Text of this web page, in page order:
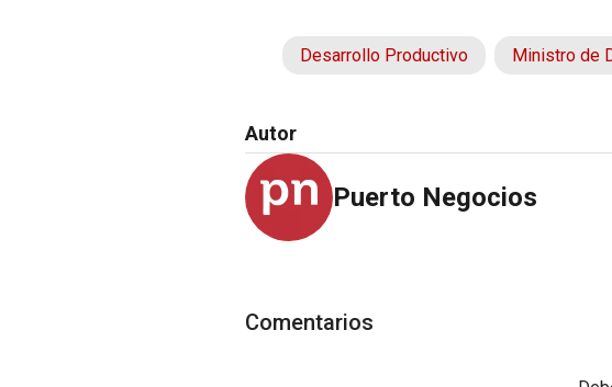
Desarrollo Productivo Ministro de
Autor
Puerto Negocios
Comentarios